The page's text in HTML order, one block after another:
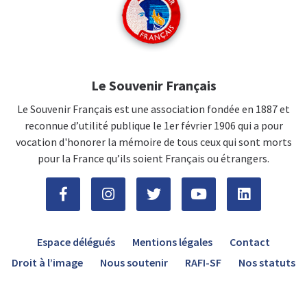
Le Souvenir Français
Le Souvenir Français est une association fondée en 1887 et
reconnue d’utilité publique le 1er février 1906 qui a pour
vocation d'honorer la mémoire de tous ceux qui sont morts
pour la France qu’ils soient Français ou étrangers.
Espace délégués Mentions légales
Contact
Droit à l’image
Nous soutenir RAFI-SF Nos statuts